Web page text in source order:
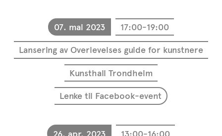
07. mai 2023 17:00-19:00
Lansering av Overlevelses guide for kunstnere
Kunsthall Trondheim
Lenke til Facebook-event